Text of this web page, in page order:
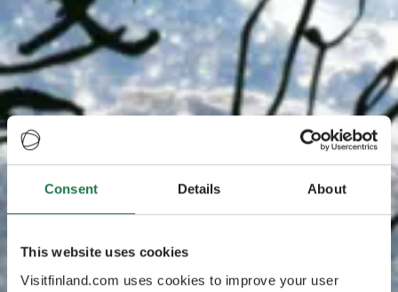
Consent Details About
This website uses cookies
Visitfinland.com uses cookies to improve your user